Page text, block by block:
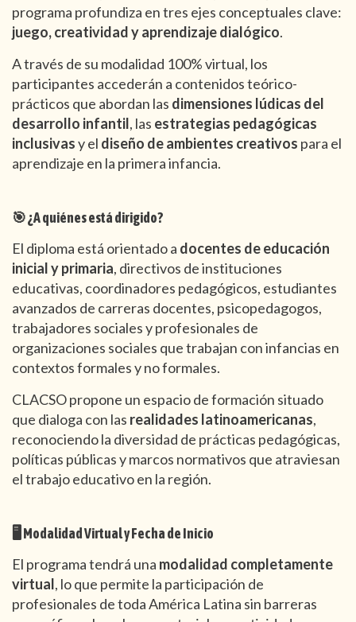
programa profundiza en tres ejes conceptuales clave:
juego, creatividad y aprendizaje dialógico.
A través de su modalidad 100% virtual, los
participantes accederán a contenidos teórico-
prácticos que abordan las dimensiones lúdicas del
desarrollo infantil, las estrategias pedagógicas
inclusivasy el diseño de ambientes creativos para el
aprendizaje en la primera infancia.
🎯 ¿A quiénes está dirigido?
El diploma está orientado a docentes de educación
inicial y primaria, directivos de instituciones
educativas, coordinadores pedagógicos, estudiantes
avanzados de carreras docentes, psicopedagogos,
trabajadores sociales y profesionales de
organizaciones sociales que trabajan con infancias en
contextos formales y no formales.
CLACSO propone un espacio de formación situado
que dialoga con las realidades latinoamericanas,
reconociendo la diversidad de prácticas pedagógicas,
políticas públicas y marcos normativos que atraviesan
el trabajo educativo en la región.
🖥️ Modalidad Virtual y Fecha de Inicio
El programa tendrá una modalidad completamente
virtual, lo que permite la participación de
profesionales de toda América Latina sin barreras